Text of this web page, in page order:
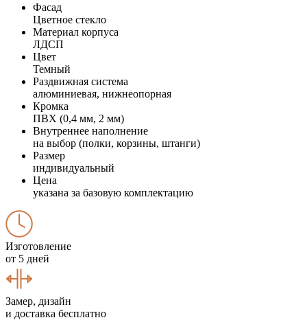
Фасад
Цветное стекло
Материал корпуса
ЛДСП
Цвет
Темный
Раздвижная система
алюминиевая, нижнеопорная
Кромка
ПВХ (0,4 мм, 2 мм)
Внутреннее наполнение
на выбор (полки, корзины, штанги)
Размер
индивидуальный
Цена
указана за базовую комплектацию
Изготовление
от 5 дней
Замер, дизайн
и доставка бесплатно